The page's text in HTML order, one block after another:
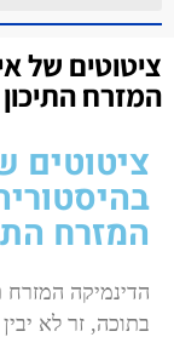
ציטוטים של
המזרח התיכון
ציטוטים
המזרח
הדינמיקה המזרח
בתוכה, זר לא